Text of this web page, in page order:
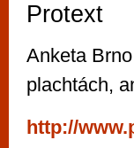
Protext
Anketa
plachtách,
http://